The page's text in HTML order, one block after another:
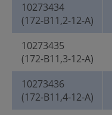
10273434
(172-B11,2-12-A)
10273435
(172-B11,3-12-A)
10273436
(172-B11,4-12-A)